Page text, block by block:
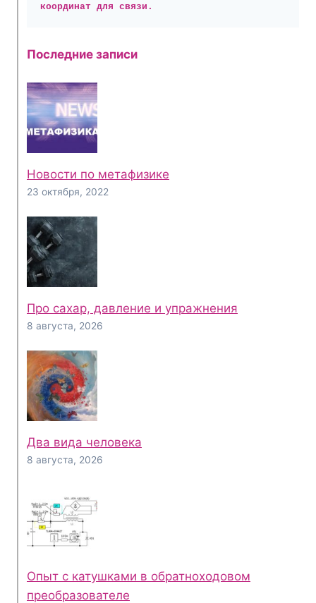
координат для связи.
Последние записи
Новости по метафизике
23 октября, 2022
Про сахар, давление и упражнения
8 августа, 2026
Два вида человека
8 августа, 2026
Опыт с катушками в обратноходовом
преобразователе